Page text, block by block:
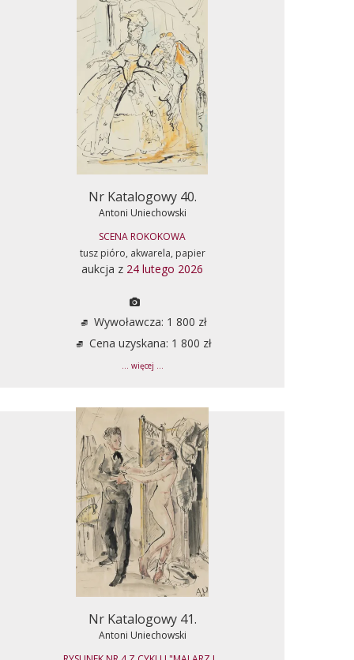
Nr Katalogowy 40.
Antoni Uniechowski
SCENA ROKOKOWA
tusz pióro, akwarela, papier
aukcja z 24 lutego 2026
Wywoławcza: 1 800 zł
Cena uzyskana: 1 800 zł
... więcej ...
Nr Katalogowy 41.
Antoni Uniechowski